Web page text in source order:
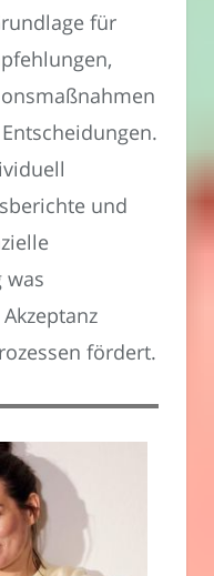
für
und
was
fördert.